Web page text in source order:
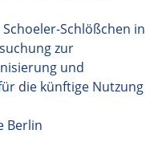
Schlößchen in
zur
und
die künftige Nutzung
Berlin